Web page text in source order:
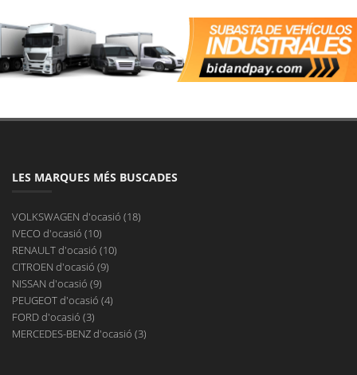
vulnerables (ciclistas, motoristas y peatones). Hay que añadir
139.379 heridos, de los cuales 8.605 requirieron ingreso
hospitalario.
Los cambios relacionados con el permiso y la licencia de
reforma el texto refundido de la Ley sobre Tráfico, Circulación de
Vehículos a Motor y Seguridad Vial. Estas medidas entrarán en
vigor el 2 de enero de 2021.
Si sujetas con la mano algún dispositivo de telefonía móvil te
quitarán 6 puntos (en lugar de 3) del carnet de conducir por
puntos. En este enlace te explicamos por qué el uso del teléfono
móvil es la primera causa de siniestros mortales.
Aumenta de tres a cuatro los puntos que te retiran por no utilizar
LES MARQUES MÉS BUSCADES
VOLKSWAGEN d'ocasió (18)
IVECO d'ocasió (10)
RENAULT d'ocasió (10)
CITROEN d'ocasió (9)
NISSAN d'ocasió (9)
PEUGEOT d'ocasió (4)
FORD d'ocasió (3)
MERCEDES-BENZ d'ocasió (3)